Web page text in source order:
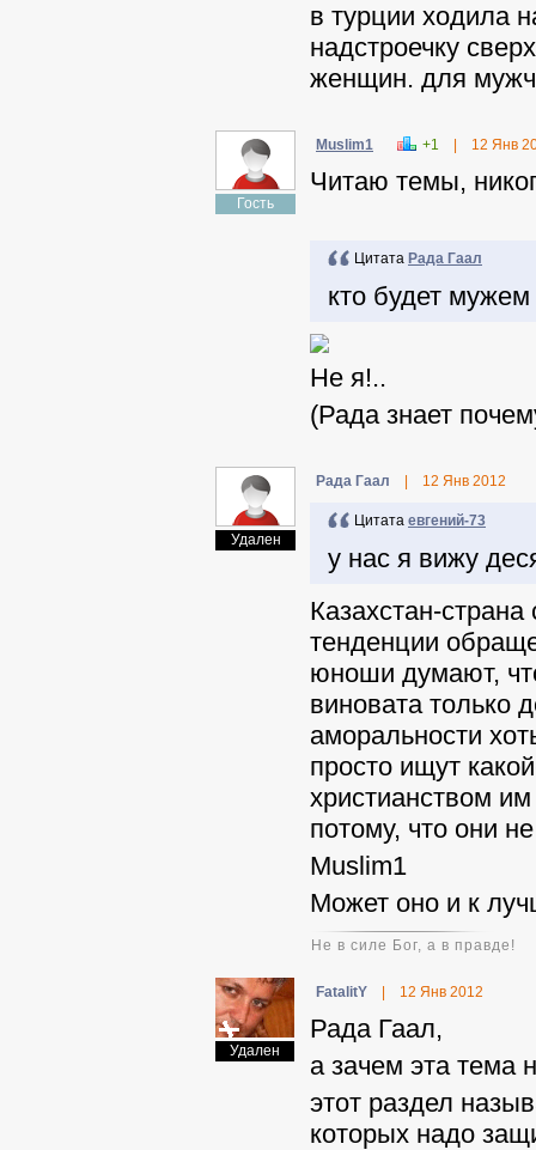
в турции ходила
надстроечку
женщин. для
Гость
Muslim1 +1 12 Янв
Читаю темы,
Цитата Рада Гаал
кто будет
Не я!..
(Рада знает
Удален
Рада Гаал 12 Янв 2012
Цитата евгений-73
у нас я вижу
Казахстан-
тенденции
юноши думают,
виновата только
аморальности
просто ищут
христианством
потому, что они
Muslim1
Может оно и к
Не в силе Бог, а в правде!
Удален
FatalitY 12 Янв 2012
Рада Гаал,
а зачем эта тема
этот раздел
которых надо